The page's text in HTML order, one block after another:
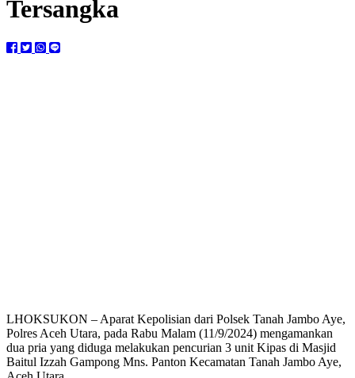
Tersangka
LHOKSUKON – Aparat Kepolisian dari Polsek Tanah Jambo Aye,
Polres Aceh Utara, pada Rabu Malam (11/9/2024) mengamankan
dua pria yang diduga melakukan pencurian 3 unit Kipas di Masjid
Baitul Izzah Gampong Mns. Panton Kecamatan Tanah Jambo Aye,